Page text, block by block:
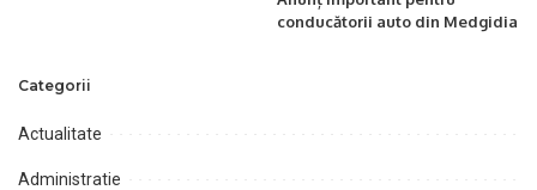
conducătorii auto din Medgidia
Categorii
Actualitate
Administratie